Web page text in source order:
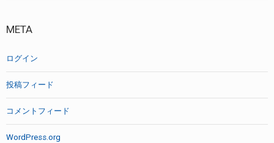
META
ログイン
投稿フィード
コメントフィード
WordPress.org